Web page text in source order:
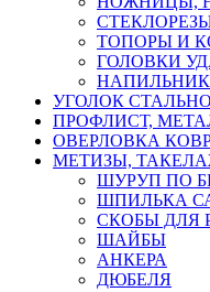
ТОПОРЫ И
ГОЛОВКИ
УГОЛОК
ПРОФЛИСТ,
ОВЕРЛОВКА
МЕТИЗЫ,
ШУРУП ПО
ШПИЛЬКА
СКОБЫ ДЛЯ
ШАЙБЫ
АНКЕРА
ДЮБЕЛЯ